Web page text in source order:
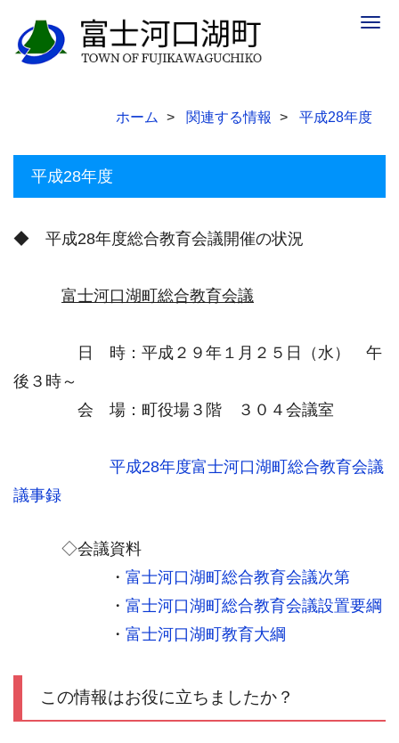
ホーム 関連する情報 平成28年度
平成28年度
◆ 平成28年度総合教育会議開催の状況
富士河口湖町総合教育会議
日 時：平成２９年１月２５日（水） 午
後３時～
会 場：町役場３階 ３０４会議室
平成28年度富士河口湖町総合教育会議
議事録
◇会議資料
・ 富士河口湖町総合教育会議次第
・ 富士河口湖町総合教育会議設置要綱
・ 富士河口湖町教育大綱
この情報はお役に立ちましたか？